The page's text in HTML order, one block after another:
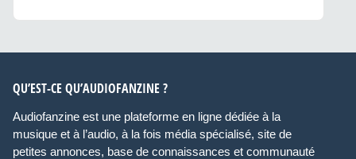
QU’EST-CE QU’AUDIOFANZINE ?
Audiofanzine est une plateforme en ligne dédiée à la
musique et à l’audio, à la fois média spécialisé, site de
petites annonces, base de connaissances et communauté